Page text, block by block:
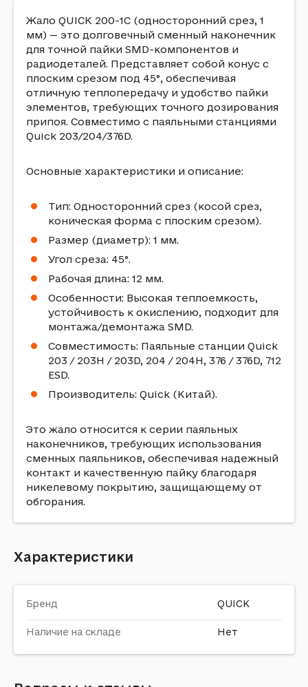
Жало QUICK 200-1C (односторонний срез, 1
мм) — это долговечный сменный наконечник
для точной пайки SMD-компонентов и
радиодеталей. Представляет собой конус с
плоским срезом под 45°, обеспечивая
отличную теплопередачу и удобство пайки
элементов, требующих точного дозирования
припоя. Совместимо с паяльными станциями
Quick 203/204/376D.
Основные характеристики и описание:
Тип: Односторонний срез (косой срез,
коническая форма с плоским срезом).
Размер (диаметр): 1 мм.
Угол среза: 45°.
Рабочая длина: 12 мм.
Особенности: Высокая теплоемкость,
устойчивость к окислению, подходит для
монтажа/демонтажа SMD.
Совместимость: Паяльные станции Quick
203 / 203H / 203D, 204 / 204H, 376 / 376D, 712
ESD.
Производитель: Quick (Китай).
Это жало относится к серии паяльных
наконечников, требующих использования
сменных паяльников, обеспечивая надежный
контакт и качественную пайку благодаря
никелевому покрытию, защищающему от
обгорания.
Характеристики
Бренд QUICK
Наличие на складе Нет